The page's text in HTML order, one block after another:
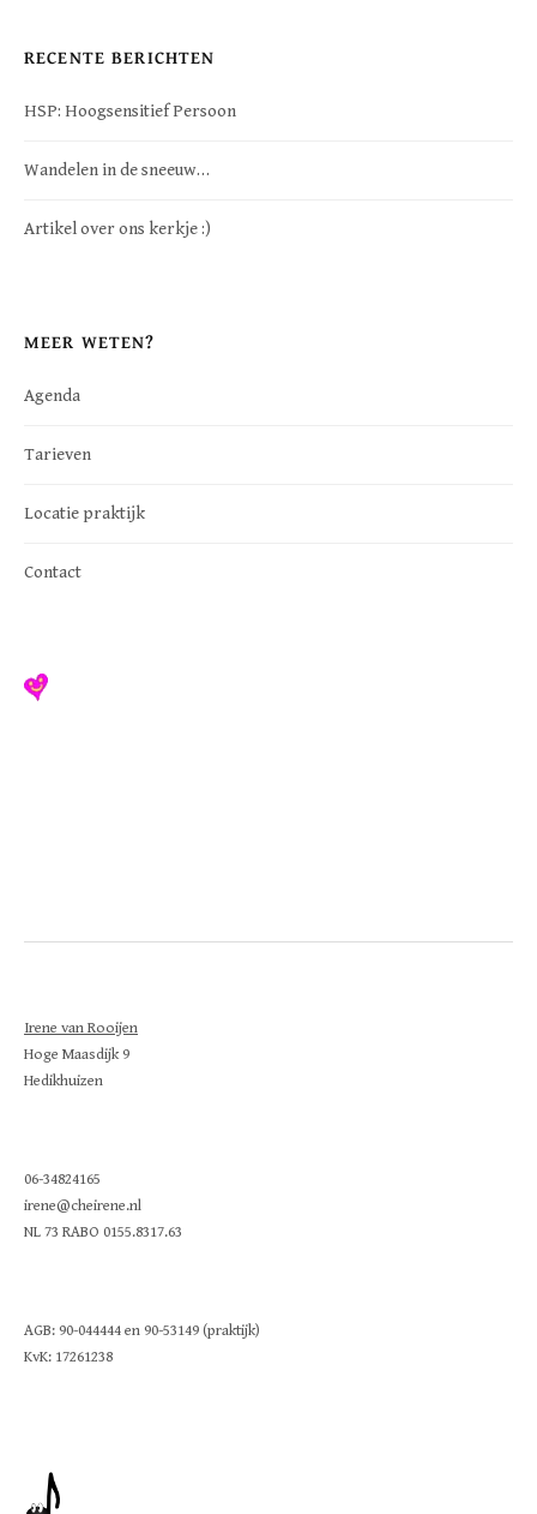
RECENTE BERICHTEN
HSP: Hoogsensitief Persoon
Wandelen in de sneeuw…
Artikel over ons kerkje :)
MEER WETEN?
Agenda
Tarieven
Locatie praktijk
Contact
Irene van Rooijen
Hoge Maasdijk 9
Hedikhuizen
06-34824165
irene@cheirene.nl
NL 73 RABO 0155.8317.63
AGB: 90-044444 en 90-53149 (praktijk)
KvK: 17261238